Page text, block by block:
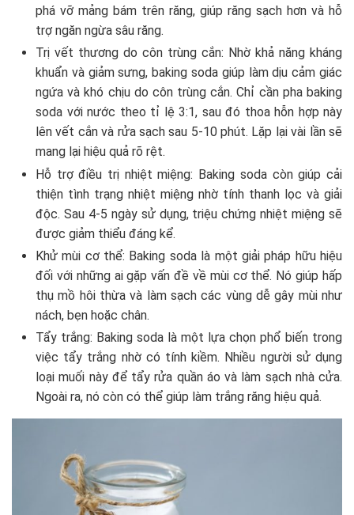
phá vỡ mảng bám trên răng, giúp răng sạch hơn và hỗ
trợ ngăn ngừa sâu răng.
Trị vết thương do côn trùng cắn: Nhờ khả năng kháng
khuẩn và giảm sưng, baking soda giúp làm dịu cảm giác
ngứa và khó chịu do côn trùng cắn. Chỉ cần pha baking
soda với nước theo tỉ lệ 3:1, sau đó thoa hỗn hợp này
lên vết cắn và rửa sạch sau 5-10 phút. Lặp lại vài lần sẽ
mang lại hiệu quả rõ rệt.
Hỗ trợ điều trị nhiệt miệng: Baking soda còn giúp cải
thiện tình trạng nhiệt miệng nhờ tính thanh lọc và giải
độc. Sau 4-5 ngày sử dụng, triệu chứng nhiệt miệng sẽ
được giảm thiểu đáng kể.
Khử mùi cơ thể: Baking soda là một giải pháp hữu hiệu
đối với những ai gặp vấn đề về mùi cơ thể. Nó giúp hấp
thụ mồ hôi thừa và làm sạch các vùng dễ gây mùi như
nách, bẹn hoặc chân.
Tẩy trắng: Baking soda là một lựa chọn phổ biến trong
việc tẩy trắng nhờ có tính kiềm. Nhiều người sử dụng
loại muối này để tẩy rửa quần áo và làm sạch nhà cửa.
Ngoài ra, nó còn có thể giúp làm trắng răng hiệu quả.